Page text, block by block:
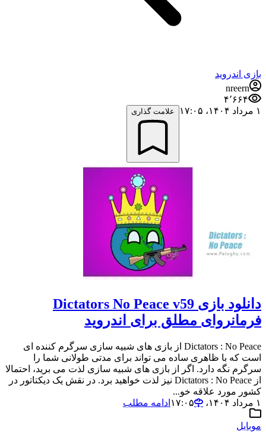
بازی اندروید
nreern
۴٬۶۶۴
۱ مرداد ۱۴۰۴،‏ ۱۷:۰۵
علامت گذاری
دانلود بازی Dictators No Peace v59
فرمانروای مطلق برای اندروید
Dictators : No Peace از بازی های شبیه سازی سرگرم کننده ای
است که با ظاهری ساده می تواند برای مدتی طولانی شما را
سرگرم نگه دارد. اگر از بازی های شبیه سازی لذت می برید، احتمالا
از Dictators : No Peace نیز لذت خواهید برد. در نقش یک دیکتاتور در
کشور مورد علاقه خو...
۱ مرداد ۱۴۰۴،‏ ۱۷:۰۵
ادامه مطلب
موبایل